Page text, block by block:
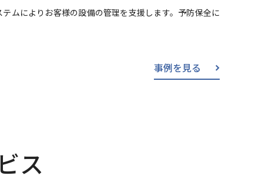
ムによりお客様の設備の管理を支援します。予防保全に
事例を見る
ス